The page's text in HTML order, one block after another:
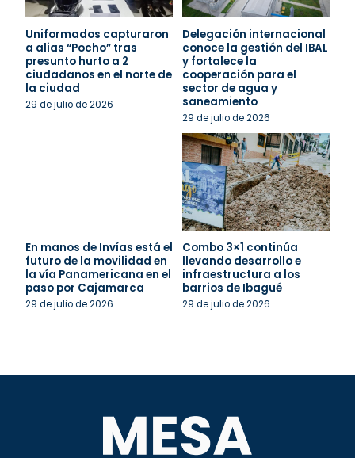
Uniformados capturaron
a alias “Pocho” tras
presunto hurto a 2
ciudadanos en el norte de
la ciudad
29 de julio de 2026
Delegación internacional
conoce la gestión del IBAL
y fortalece la
cooperación para el
sector de agua y
saneamiento
29 de julio de 2026
En manos de Invías está el
futuro de la movilidad en
la vía Panamericana en el
paso por Cajamarca
29 de julio de 2026
Combo 3×1 continúa
llevando desarrollo e
infraestructura a los
barrios de Ibagué
29 de julio de 2026